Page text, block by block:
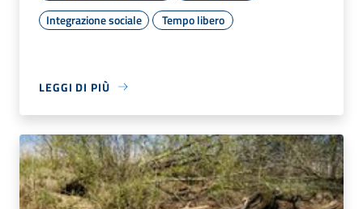
Integrazione sociale
Tempo libero
LEGGI DI PIÙ